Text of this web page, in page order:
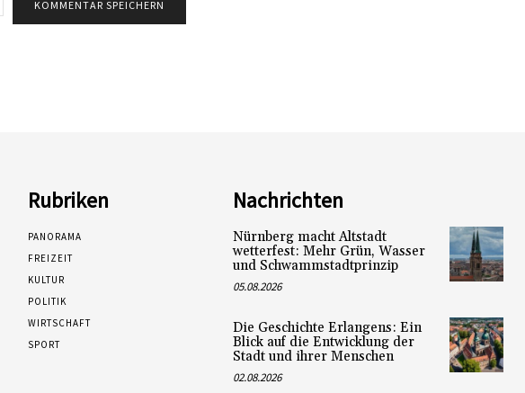
Mail:*
Rubriken
PANORAMA
FREIZEIT
KULTUR
POLITIK
WIRTSCHAFT
SPORT
Nachrichten
Nürnberg macht Altstadt
wetterfest: Mehr Grün, Wasser
und Schwammstadtprinzip
05.08.2026
Die Geschichte Erlangens: Ein
Blick auf die Entwicklung der
Stadt und ihrer Menschen
02.08.2026